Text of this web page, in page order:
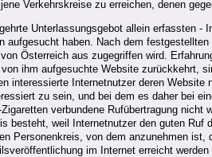
Verkehrskreise zu erreichen, denen
Unterlassungsgebot allein erfassten -
aufgesucht haben. Nach dem
Österreich aus zugegriffen wird.
von ihm aufgesuchte Website zurückkehrt,
interessierte Internetnutzer deren
zu sein, und bei dem es daher bei
verbundene Rufübertragung
besteht, weil Internetnutzer den guten
Personenkreis, von dem anzunehmen
im Internet erreicht werden